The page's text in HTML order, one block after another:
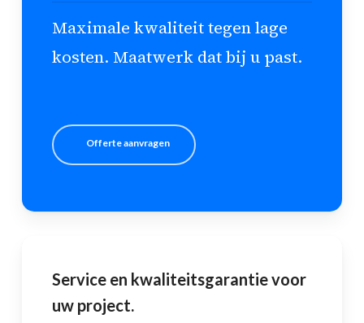
Maximale kwaliteit tegen lage
kosten. Maatwerk dat bij u past.
Offerte aanvragen
Service en kwaliteitsgarantie voor
uw project.